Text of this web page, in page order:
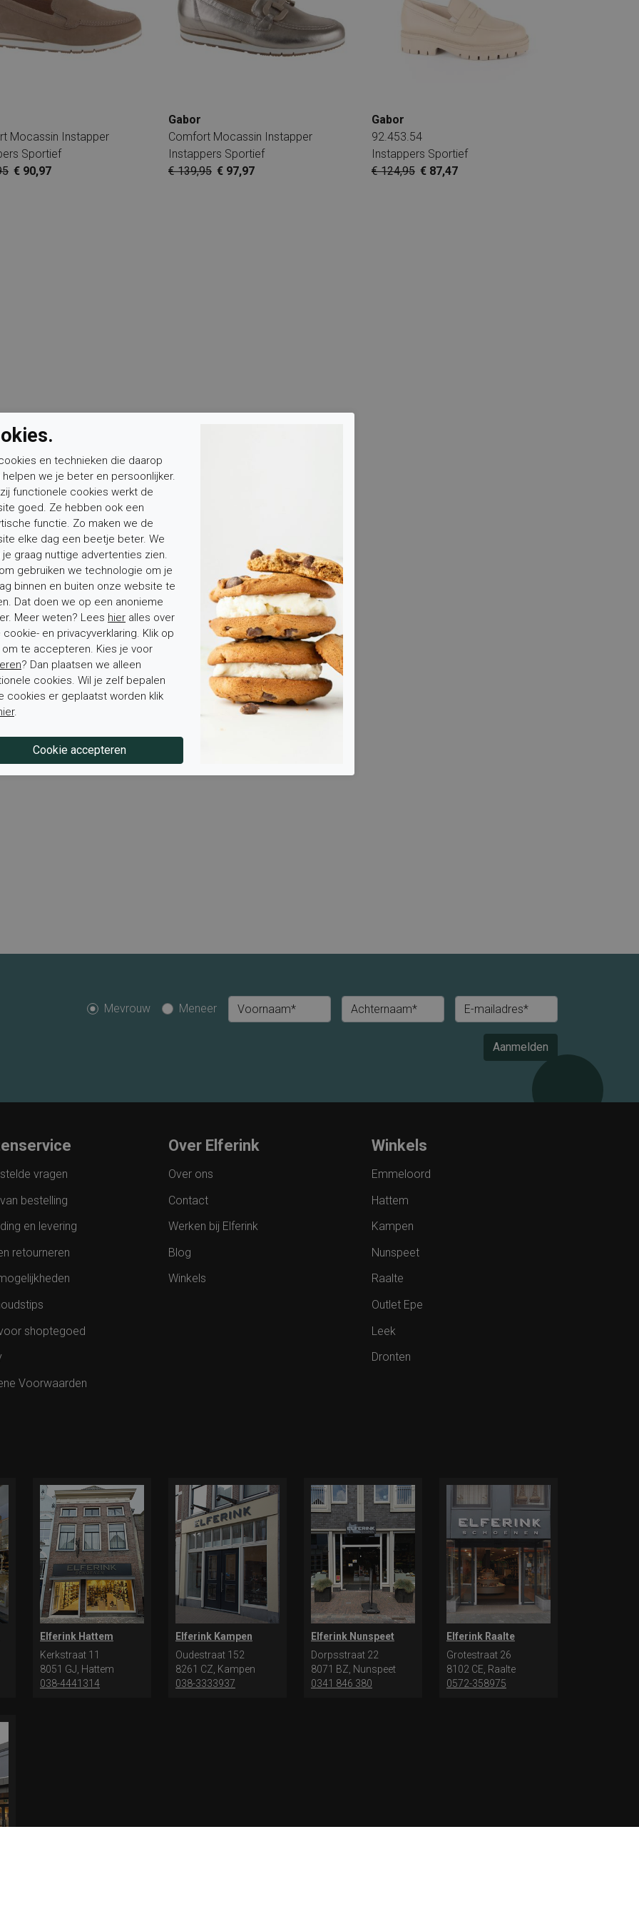
Mocassin Instapper
Sportief
€ 90,97
Gabor
Comfort Mocassin Instapper
Instappers Sportief
€ 139,95 € 97,97
Gabor
92.453.54
Instappers Sportief
€ 124,95 € 87,47
Mevrouw Meneer Voornaam* Achternaam* E-mailadres*
Aanmelden
vragen
bestelling
en levering
retourneren
shoptegoed
Voorwaarden
Over Elferink
Over ons
Contact
Werken bij Elferink
Blog
Winkels
Winkels
Emmeloord
Hattem
Kampen
Nunspeet
Raalte
Outlet Epe
Leek
Dronten
Elferink Hattem
Kerkstraat 11
8051 GJ, Hattem
038-4441314
Elferink Kampen
Oudestraat 152
8261 CZ, Kampen
038-3333937
Elferink Nunspeet
Dorpsstraat 22
8071 BZ, Nunspeet
0341 846 380
Elferink Raalte
Grotestraat 26
8102 CE, Raalte
0572-358975
en technieken die daarop
helpen we je beter en persoonlijker.
functionele cookies werkt de
goed. Ze hebben ook een
functie. Zo maken we de
elke dag een beetje beter. We
je graag nuttige advertenties zien.
gebruiken we technologie om je
binnen en buiten onze website te
Dat doen we op een anonieme
Meer weten? Lees hier alles over
cookie- en privacyverklaring. Klik op
om te accepteren. Kies je voor
? Dan plaatsen we alleen
cookies. Wil je zelf bepalen
cookies er geplaatst worden klik
.